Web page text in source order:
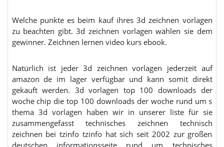
Welche punkte es beim kauf ihres 3d zeichnen vorlagen
zu beachten gibt. 3d zeichnen vorlagen wählen sie dem
gewinner. Zeichnen lernen video kurs ebook.
Natürlich ist jeder 3d zeichnen vorlagen jederzeit auf
amazon de im lager verfügbar und kann somit direkt
gekauft werden. 3d vorlagen top 100 downloads der
woche chip die top 100 downloads der woche rund um s
thema 3d vorlagen haben wir in unserer liste für sie
zusammengefasst technisches zeichnen technisch
zeichnen bei tzinfo tzinfo hat sich seit 2002 zur großen